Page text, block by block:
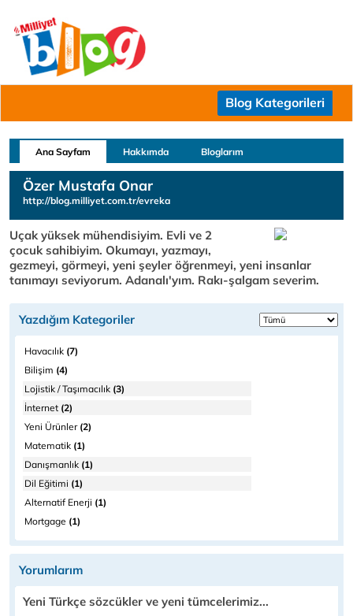
Blog Kategorileri
Ana Sayfam Hakkımda Bloglarım
Özer Mustafa Onar
http://blog.milliyet.com.tr/evreka
Uçak yüksek mühendisiyim. Evli ve 2
çocuk sahibiyim. Okumayı, yazmayı,
gezmeyi, görmeyi, yeni şeyler öğrenmeyi, yeni insanlar
tanımayı seviyorum. Adanalı'yım. Rakı-şalgam severim.
Yazdığım Kategoriler
Havacılık (7)
Bilişim (4)
Lojistik / Taşımacılık (3)
İnternet (2)
Yeni Ürünler(2)
Matematik (1)
Danışmanlık (1)
Dil Eğitimi (1)
Alternatif Enerji (1)
Mortgage (1)
Yorumlarım
Yeni Türkçe sözcükler ve yeni tümcelerimiz...